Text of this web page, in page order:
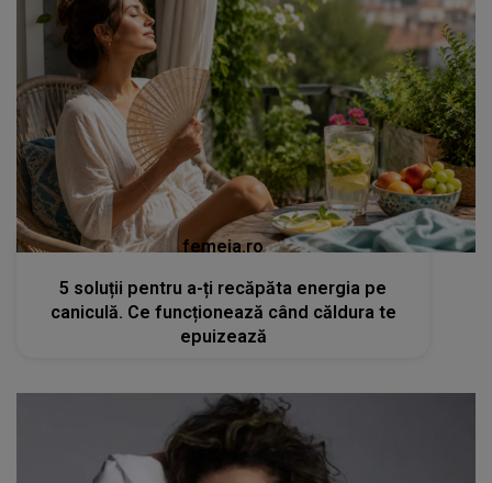
femeia.ro
5 soluții pentru a-ți recăpăta energia pe
caniculă. Ce funcționează când căldura te
epuizează